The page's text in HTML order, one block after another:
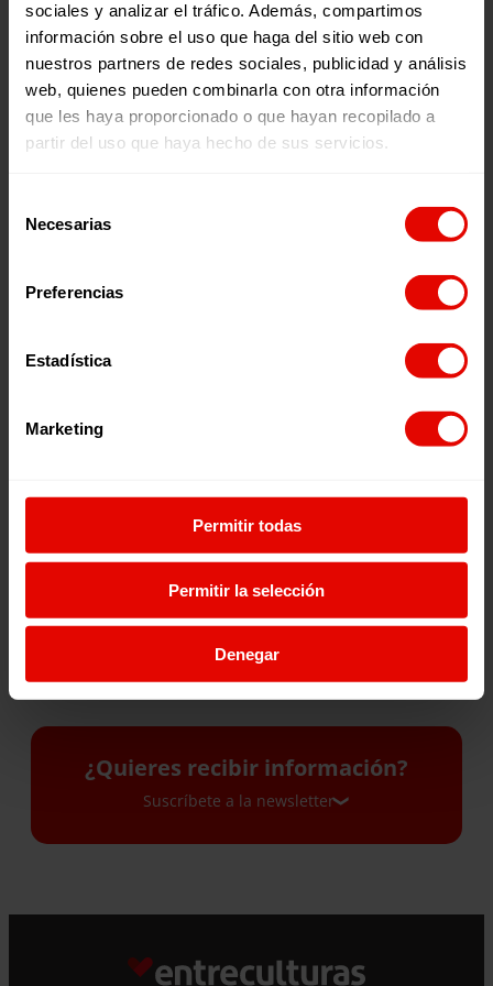
sociales y analizar el tráfico. Además, compartimos
información sobre el uso que haga del sitio web con
nuestros partners de redes sociales, publicidad y análisis
web, quienes pueden combinarla con otra información
que les haya proporcionado o que hayan recopilado a
partir del uso que haya hecho de sus servicios.
Necesarias
Preferencias
Estadística
Marketing
Permitir todas
Permitir la selección
Denegar
puesta en los Juegos Olímpicos. Su historia, su talento,
nos demuestra queel deporte puede curar , puede
hacerte crecer física e intelectualmente e impulsarte para
estar más cerca de cumplir tus sueños.
UNA COLMENA PARA
ABRIR CAMINOS: LA
HISTORIA DE MARY EN
28 Julio 2026
LA EDUCACIÓN COMO
OPORTUNIDADES PARA
27 Julio 2026
¿Quieres recibir información?
Suscríbete a la newsletter
y los correos puntuales en los que te